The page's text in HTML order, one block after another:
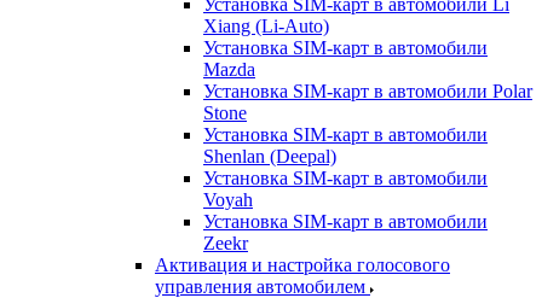
Установка SIM-карт в автомобили Li
Xiang (Li-Auto)
Установка SIM-карт в автомобили
Mazda
Установка SIM-карт в автомобили Polar
Stone
Установка SIM-карт в автомобили
Shenlan (Deepal)
Установка SIM-карт в автомобили
Voyah
Установка SIM-карт в автомобили
Zeekr
Активация и настройка голосового
управления автомобилем